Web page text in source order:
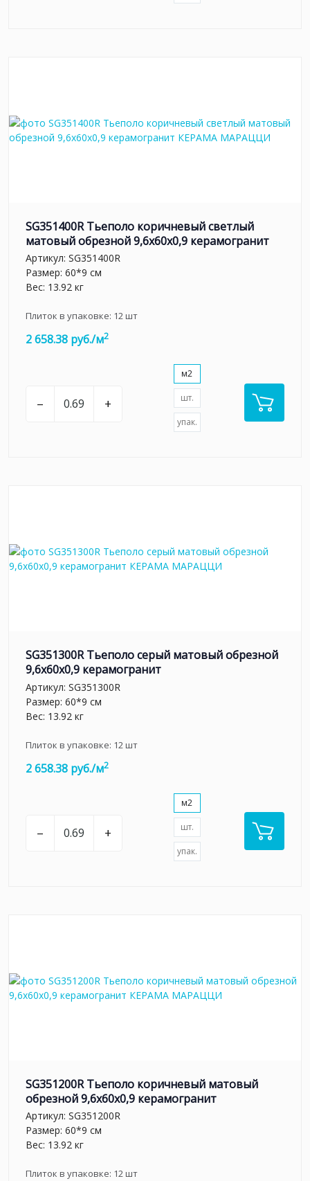
SG351400R Тьеполо коричневый светлый
матовый обрезной 9,6x60x0,9 керамогранит
Артикул: SG351400R
Размер: 60*9 см
Вес: 13.92 кг
Плиток в упаковке: 12шт
2 658.38 руб./м2
– +
м2
шт.
упак.
SG351300R Тьеполо серый матовый обрезной
9,6x60x0,9 керамогранит
Артикул: SG351300R
Размер: 60*9 см
Вес: 13.92 кг
Плиток в упаковке: 12шт
2 658.38 руб./м2
– +
м2
шт.
упак.
SG351200R Тьеполо коричневый матовый
обрезной 9,6x60x0,9 керамогранит
Артикул: SG351200R
Размер: 60*9 см
Вес: 13.92 кг
Плиток в упаковке: 12шт